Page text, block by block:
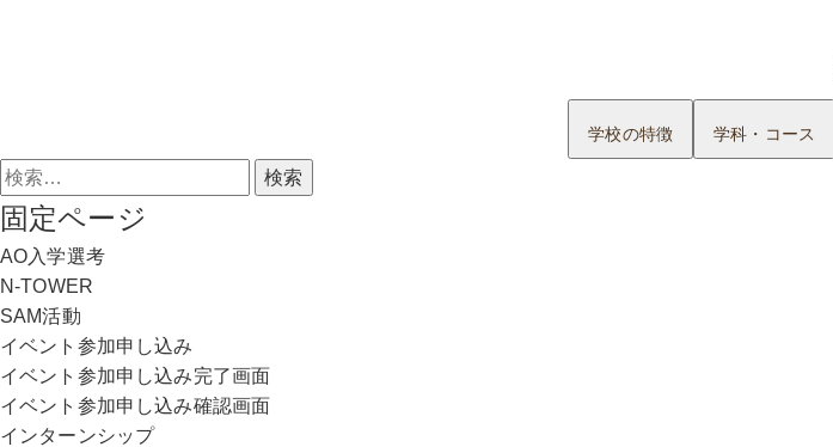
学校の特徴 学科・コース
検
索:
固定ページ
AO入学選考
N-TOWER
SAM活動
イベント参加申し込み
イベント参加申し込み完了画面
イベント参加申し込み確認画面
インターンシップ